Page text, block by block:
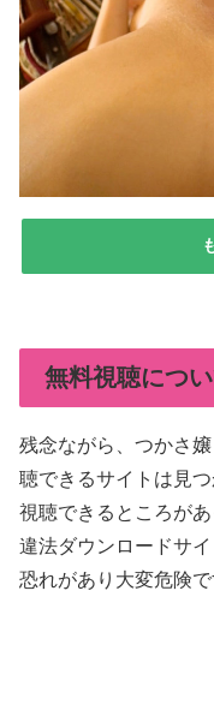
無料視聴につ
残念ながら、つかさ
聴できるサイトは見
視聴できるところが
違法ダウンロードサ
恐れがあり大変危険で